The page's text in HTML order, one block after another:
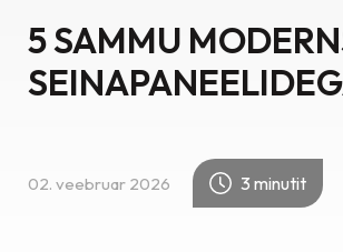
5 SAMMU
02. veebruar 2026 3 minutit